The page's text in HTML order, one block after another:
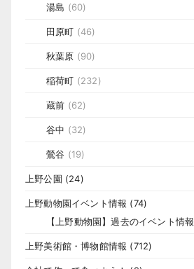
湯島 (60)
田原町 (46)
秋葉原 (90)
稲荷町 (232)
蔵前 (62)
谷中 (32)
鶯谷 (19)
上野公園 (24)
上野動物園イベント情報 (74)
【上野動物園】過去のイベント情報
上野美術館・博物館情報 (712)